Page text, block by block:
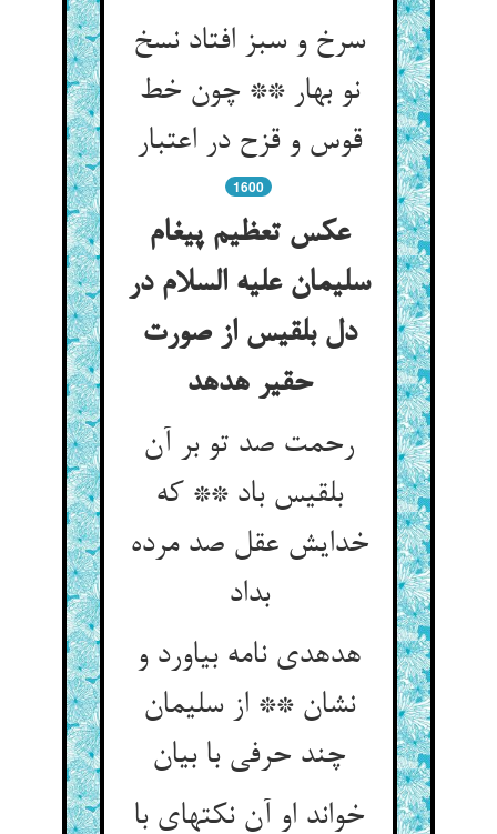
سرخ و سبز افتاد نسخ
نو بهار ** چون خط
قوس و قزح در اعتبار
1600
عکس تعظیم پیغام
سلیمان علیه السلام در
دل بلقیس از صورت
حقیر هدهد
رحمت صد تو بر آن
بلقیس باد ** که
خدایش عقل صد مرده
بداد
هدهدی نامه بیاورد و
نشان ** از سلیمان
چند حرفی با بیان‏
خواند او آن نکتهای با